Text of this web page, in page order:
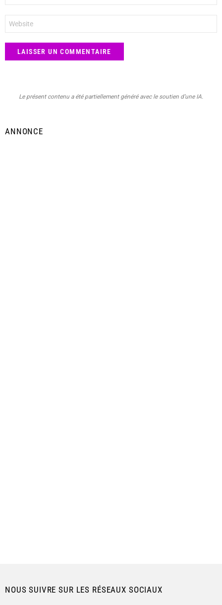
*
web
Le présent contenu a été partiellement généré avec le soutien d’une IA.
ANNONCE
NOUS SUIVRE SUR LES RÉSEAUX SOCIAUX